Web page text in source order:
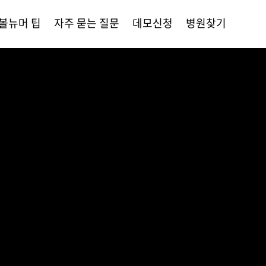
뉴머 팁 자주 묻는 질문 데모신청 병원찾기